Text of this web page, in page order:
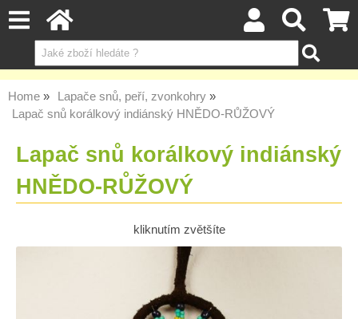
Home
Lapače snů, peří, zvonkohry
Lapač snů korálkový indiánský HNĚDO-RŮŽOVÝ
Lapač snů korálkový indiánský
HNĚDO-RŮŽOVÝ
kliknutím zvětšíte